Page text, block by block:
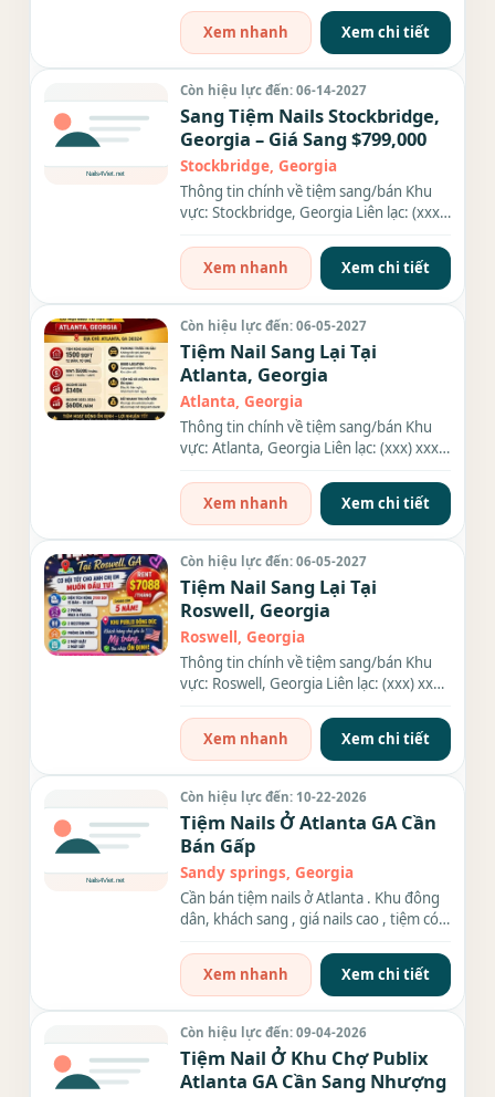
Xem nhanh
Xem chi tiết
Còn hiệu lực đến: 06-14-2027
Sang Tiệm Nails Stockbridge,
Georgia – Giá Sang $799,000
Stockbridge, Georgia
Thông tin chính về tiệm sang/bán Khu
vực: Stockbridge, Georgia Liên lạc: (xxx)
Xem nhanh
Xem chi tiết
Còn hiệu lực đến: 06-05-2027
Tiệm Nail Sang Lại Tại
Atlanta, Georgia
Atlanta, Georgia
Thông tin chính về tiệm sang/bán Khu
vực: Atlanta, Georgia Liên lạc: (xxx) xxx-
Xem nhanh
Xem chi tiết
Còn hiệu lực đến: 06-05-2027
Tiệm Nail Sang Lại Tại
Roswell, Georgia
Roswell, Georgia
Thông tin chính về tiệm sang/bán Khu
vực: Roswell, Georgia Liên lạc: (xxx) xxx-
Xem nhanh
Xem chi tiết
Còn hiệu lực đến: 10-22-2026
Tiệm Nails Ở Atlanta GA Cần
Bán Gấp
Sandy springs, Georgia
Cần bán tiệm nails ở Atlanta . Khu đông
dân, khách sang , giá nails cao , tiệm có
Xem nhanh
Xem chi tiết
Còn hiệu lực đến: 09-04-2026
Tiệm Nail Ở Khu Chợ Publix
Atlanta GA Cần Sang Nhượng